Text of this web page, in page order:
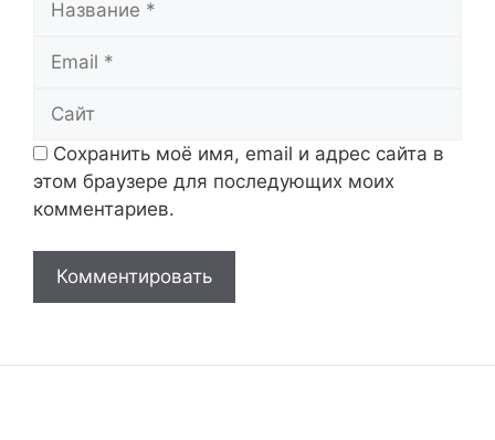
Сохранить моё имя, email и адрес сайта в
этом браузере для последующих моих
комментариев.